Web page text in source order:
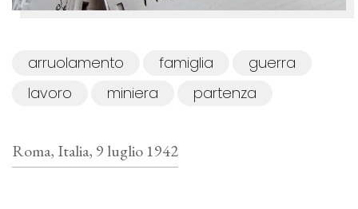
arruolamento famiglia
guerra
lavoro
miniera partenza
Roma, Italia, 9 luglio 1942